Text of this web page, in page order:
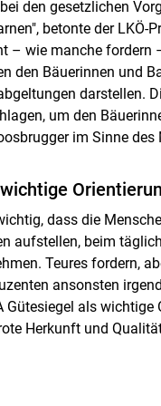
den gesetzlichen
betonte der
– wie manche fordern
den Bäuerinnen und
darstellen.
um den
im Sinne
dass die
aufstellen, beim
Teures fordern,
ansonsten
als
Herkunft und